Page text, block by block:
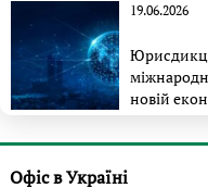
19.06.2026
новій
Офіс в Україні